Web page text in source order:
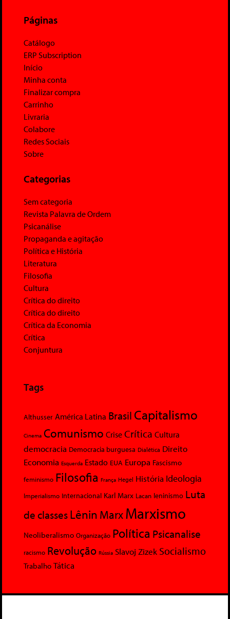
Páginas
Catálogo
ERP Subscription
Início
Minha conta
Finalizar compra
Carrinho
Livraria
Colabore
Redes Sociais
Sobre
Categorias
Sem categoria
Revista Palavra de Ordem
Psicanálise
Propaganda e agitação
Política e História
Literatura
Filosofia
Cultura
Crítica do direito
Crítica do direito
Crítica da Economia
Crítica
Conjuntura
Tags
Althusser América Latina Brasil Capitalismo
Cinema Comunismo Crise Crítica Cultura
democracia Democracia burguesa Dialética Direito
Economia Esquerda Estado EUA Europa Fascismo
feminismo Filosofia França Hegel História Ideologia
Imperialismo Internacional Karl Marx Lacan leninismo Luta
de classesLênin MarxMarxismo
Neoliberalismo Organização Política Psicanalise
racismo Revolução Rússia Slavoj Zizek Socialismo
Trabalho Tática